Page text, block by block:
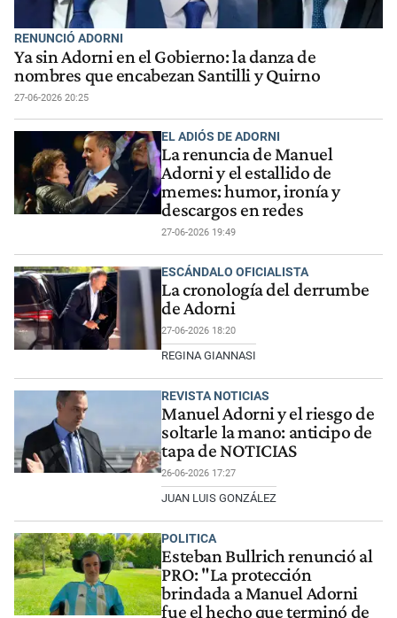
RENUNCIÓ ADORNI
Ya sin Adorni en el Gobierno: la danza de
nombres que encabezan Santilli y Quirno
27-06-2026 20:25
EL ADIÓS DE ADORNI
La renuncia de Manuel
Adorni y el estallido de
memes: humor, ironía y
descargos en redes
27-06-2026 19:49
ESCÁNDALO OFICIALISTA
La cronología del derrumbe
de Adorni
27-06-2026 18:20
REGINA GIANNASI
REVISTA NOTICIAS
Manuel Adorni y el riesgo de
soltarle la mano: anticipo de
tapa de NOTICIAS
26-06-2026 17:27
JUAN LUIS GONZÁLEZ
POLITICA
Esteban Bullrich renunció al
PRO: "La protección
brindada a Manuel Adorni
fue el hecho que terminó de